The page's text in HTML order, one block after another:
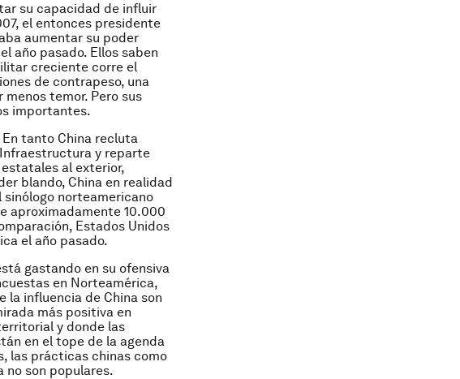
su capacidad de influir
el entonces presidente
aumentar su poder
año pasado. Ellos saben
creciente corre el
de contrapeso, una
temor. Pero sus
importantes.
tanto China recluta
y reparte
al exterior,
blando, China en realidad
sinólogo norteamericano
aproximadamente 10.000
Estados Unidos
el año pasado.
gastando en su ofensiva
en Norteamérica,
la influencia de China son
más positiva en
y donde las
en el tope de la agenda
las prácticas chinas como
son populares.